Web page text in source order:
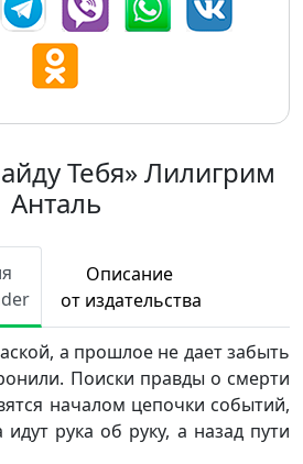
Тебя» Лилигрим
Анталь
Описание
от издательства
а прошлое не дает забыть
Поиски правды о смерти
началом цепочки событий,
рука об руку, а назад пути